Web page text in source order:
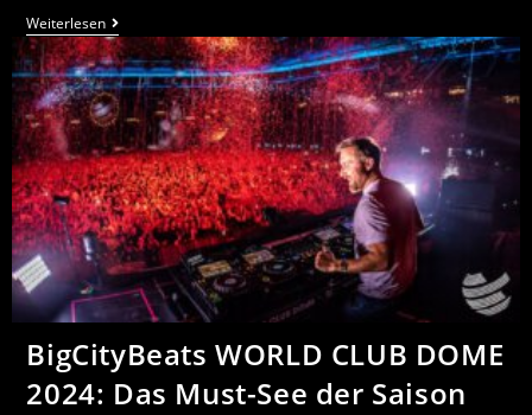
Weiterlesen
BigCityBeats WORLD CLUB DOME
2024: Das Must-See der Saison